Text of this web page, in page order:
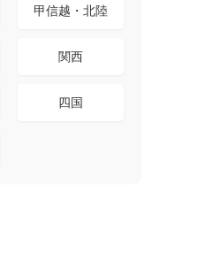
甲信越・北陸
関西
四国